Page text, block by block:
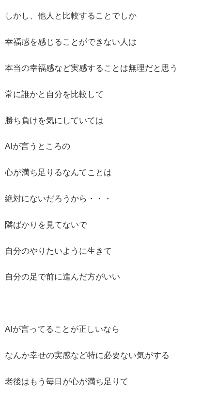
しかし、他人と比較することでしか
幸福感を感じることができない人は
本当の幸福感など実感することは無理だと思う
常に誰かと自分を比較して
勝ち負けを気にしていては
AIが言うところの
心が満ち足りるなんてことは
絶対にないだろうから・・・
隣ばかりを見てないで
自分のやりたいように生きて
自分の足で前に進んだ方がいい
AIが言ってることが正しいなら
なんか幸せの実感など特に必要ない気がする
老後はもう毎日が心が満ち足りて